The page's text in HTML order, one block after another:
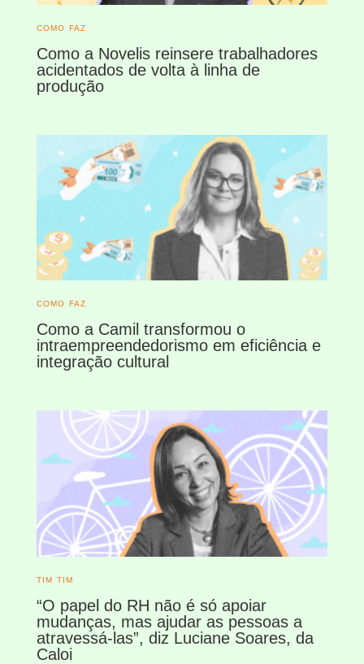
COMO FAZ
Como a Novelis reinsere trabalhadores
acidentados de volta à linha de
produção
COMO FAZ
Como a Camil transformou o
intraempreendedorismo em eficiência e
integração cultural
TIM TIM
“O papel do RH não é só apoiar
mudanças, mas ajudar as pessoas a
atravessá-las”, diz Luciane Soares, da
Caloi